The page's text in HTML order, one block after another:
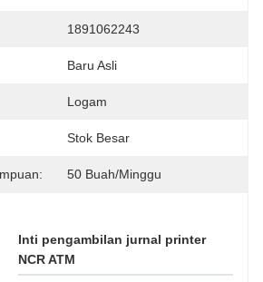
1891062243
Baru Asli
Logam
Stok Besar
50 Buah/minggu
Inti pengambilan jurnal printer
NCR ATM